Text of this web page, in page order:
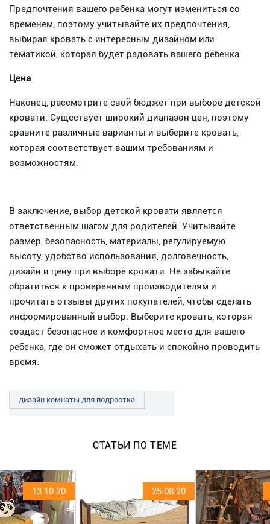
Предпочтения вашего ребенка могут измениться со
временем, поэтому учитывайте их предпочтения,
выбирая кровать с интересным дизайном или
тематикой, которая будет радовать вашего ребенка.
Цена
Наконец, рассмотрите свой бюджет при выборе детской
кровати. Существует широкий диапазон цен, поэтому
сравните различные варианты и выберите кровать,
которая соответствует вашим требованиям и
возможностям.
В заключение, выбор детской кровати является
ответственным шагом для родителей. Учитывайте
размер, безопасность, материалы, регулируемую
высоту, удобство использования, долговечность,
дизайн и цену при выборе кровати. Не забывайте
обратиться к проверенным производителям и
прочитать отзывы других покупателей, чтобы сделать
информированный выбор. Выберите кровать, которая
создаст безопасное и комфортное место для вашего
ребенка, где он сможет отдыхать и спокойно проводить
время.
дизайн комнаты для подростка
СТАТЬИ ПО ТЕМЕ
13.10.20 25.08.20